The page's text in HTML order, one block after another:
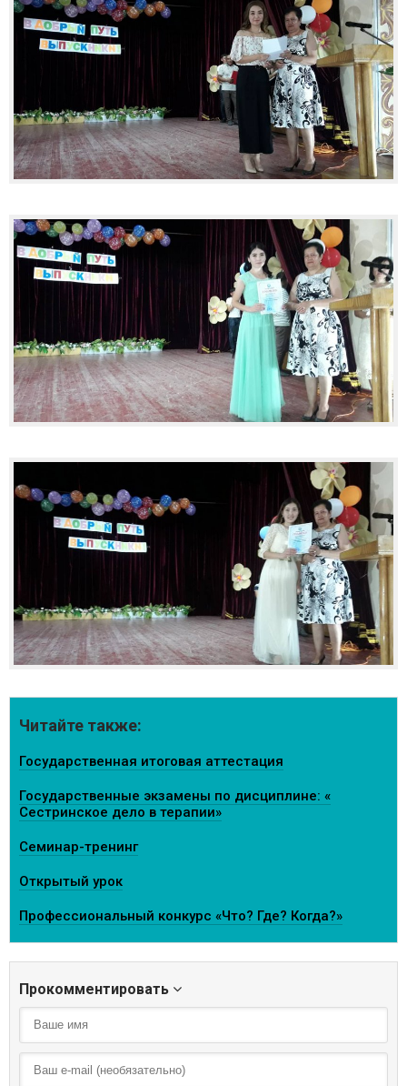
Читайте также:
Государственная итоговая аттестация
Государственные экзамены по дисциплине: «
Сестринское дело в терапии»
Семинар-тренинг
Открытый урок
Профессиональный конкурс «Что? Где? Когда?»
Прокомментировать